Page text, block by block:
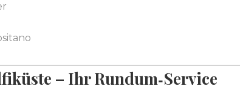
– Ihr Rundum‑Service